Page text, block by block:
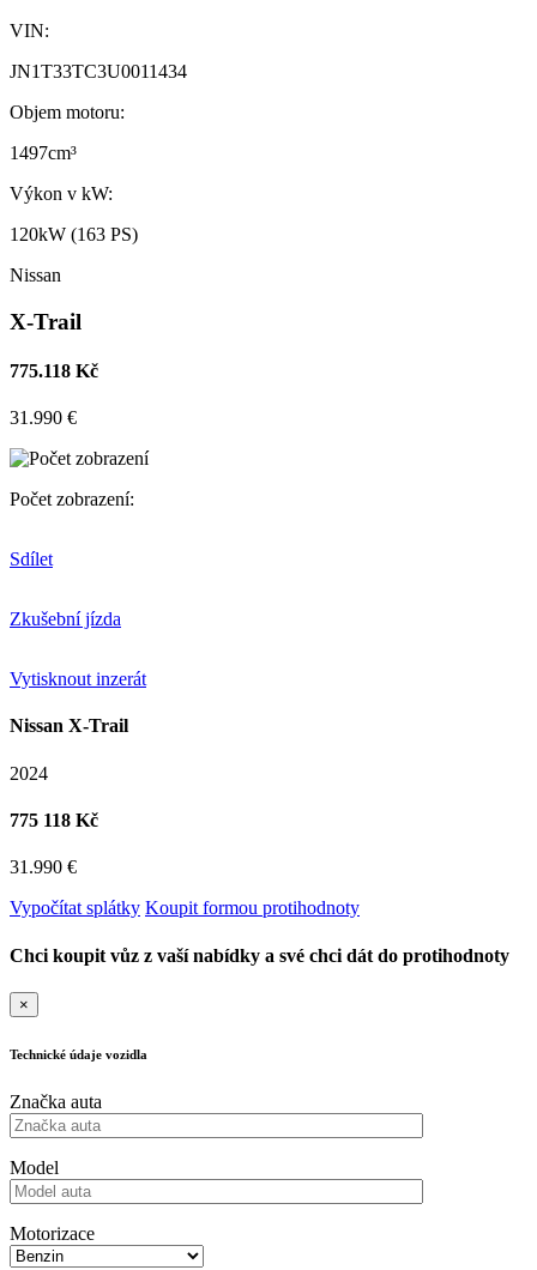
VIN:
JN1T33TC3U0011434
Objem motoru:
1497cm³
Výkon v kW:
120kW (163 PS)
Nissan
X-Trail
775.118 Kč
31.990 €
Počet zobrazení:
Sdílet
Zkušební jízda
Vytisknout inzerát
Nissan X-Trail
2024
775 118 Kč
31.990 €
Vypočítat splátky Koupit formou protihodnoty
Chci koupit vůz z vaší nabídky a své chci dát do protihodnoty
×
Technické údaje vozidla
Značka auta
Model
Motorizace